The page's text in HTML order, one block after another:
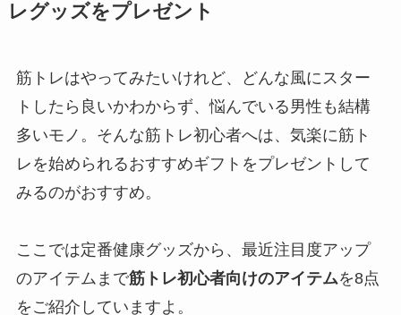
レグッズをプレゼント
筋トレはやってみたいけれど、どんな風にスター
トしたら良いかわからず、悩んでいる男性も結構
多いモノ。そんな筋トレ初心者へは、気楽に筋ト
レを始められるおすすめギフトをプレゼントして
みるのがおすすめ。
ここでは定番健康グッズから、最近注目度アップ
のアイテムまで筋トレ初心者向けのアイテムを8点
をご紹介していますよ。